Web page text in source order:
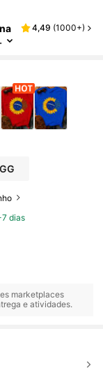
4,49 (1000+)
GG
dias
marketplaces
e atividades.